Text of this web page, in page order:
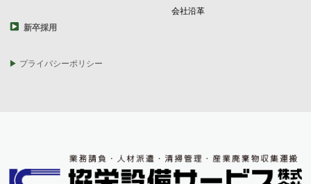
会社沿革
新卒採用
プライバシーポリシー